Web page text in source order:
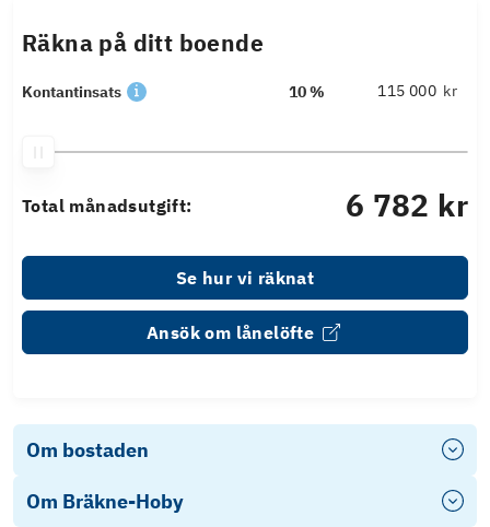
Räkna på ditt boende
Kontantinsats 10 % kr
Total månadsutgift: 6 782 kr
Se hur vi räknat
Ansök om lånelöfte
Om bostaden
Om Bräkne-Hoby